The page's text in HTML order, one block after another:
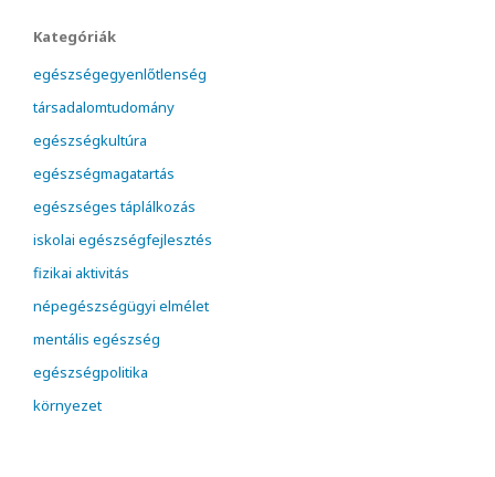
Kategóriák
egészségegyenlőtlenség
társadalomtudomány
egészségkultúra
egészségmagatartás
egészséges táplálkozás
iskolai egészségfejlesztés
fizikai aktivitás
népegészségügyi elmélet
mentális egészség
egészségpolitika
környezet